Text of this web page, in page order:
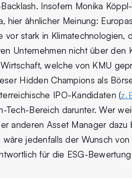
Insofern Monika
hier ähnlicher Meinung:
vor stark in Klimatechnologien,
Unternehmen nicht über den
welche von KMU
Hidden Champions als
IPO-Kandidaten (z.
Tech-Bereich darunter. Wer
anderen Asset Manager
jedenfalls der Wunsch von
für die ESG-